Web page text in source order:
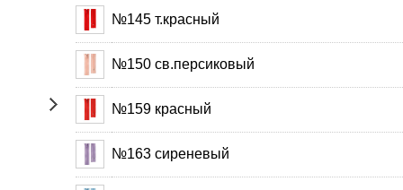
№145 т.красный
№150 св.персиковый
№159 красный
№163 сиреневый